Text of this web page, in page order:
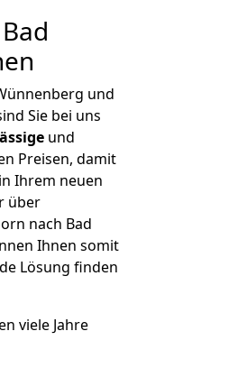
und
Sie bei uns
und
Preisen, damit
Ihrem neuen
über
nach Bad
Ihnen somit
Lösung finden
viele Jahre